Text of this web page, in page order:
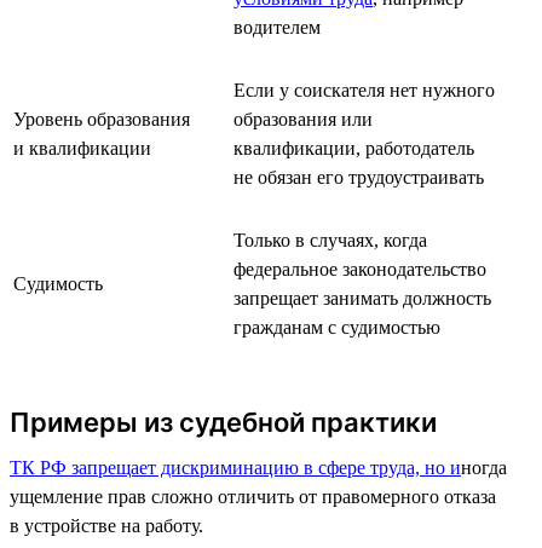
водителем
Уровень образования
и квалификации
Если у соискателя нет нужного
образования или
квалификации, работодатель
не обязан его трудоустраивать
Судимость
Только в случаях, когда
федеральное законодательство
запрещает занимать должность
гражданам с судимостью
Примеры из судебной практики
ТК РФ запрещает дискриминацию в сфере труда, но иногда
ущемление прав сложно отличить от правомерного отказа
в устройстве на работу.